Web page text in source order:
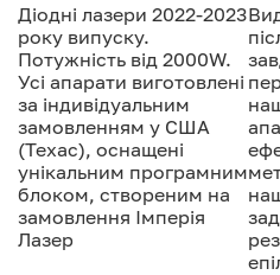
Діодні лазери 2022-2023
року випуску.
Потужність від 2000W.
Усі апарати виготовлені
за індивідуальним
замовленням у США
(Техас), оснащені
унікальним програмним
блоком, створеним на
замовлення Імперія
Лазер